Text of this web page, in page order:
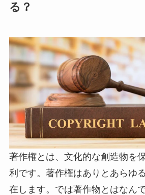
る？
著作権とは、文化的な創造物を
利 です。著作権はありとあらゆ
在します。では著作物とはなん